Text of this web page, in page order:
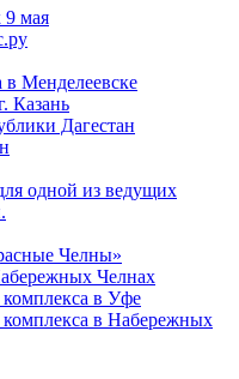
9 мая
в Менделеевске
Казань
Дагестан
одной из ведущих
Челны»
Челнах
в Уфе
в Набережных